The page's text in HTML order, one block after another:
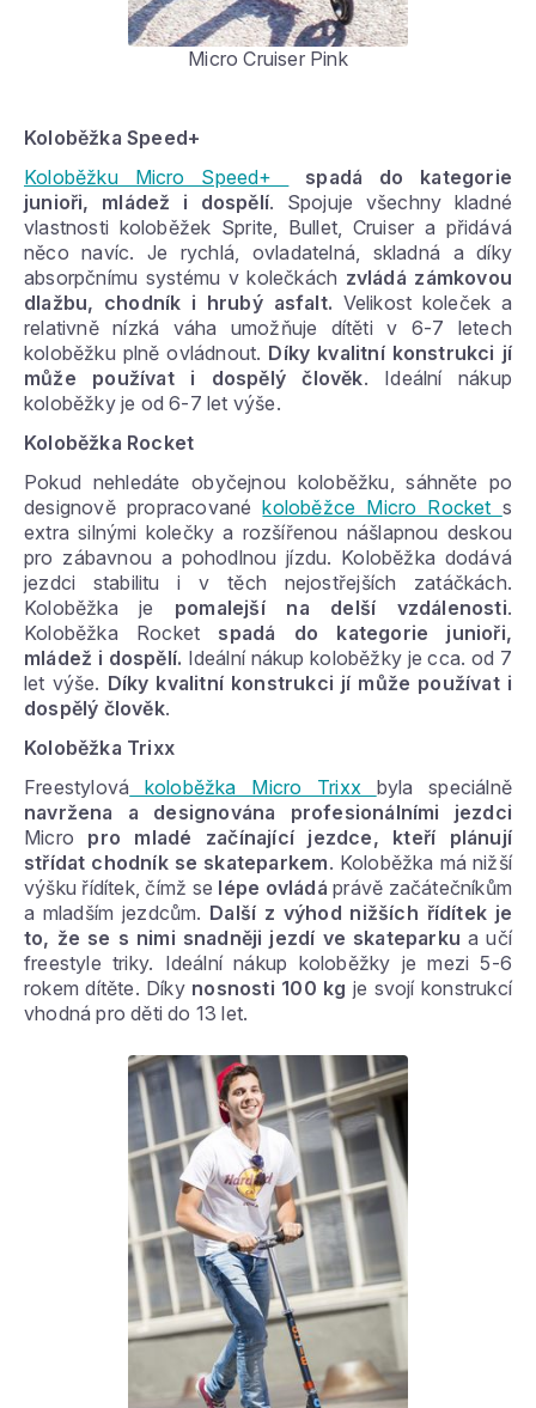
Micro Cruiser Pink
Koloběžka Speed+
Koloběžku Micro Speed+
spadá do kategorie
junioři, mládež i dospělí. Spojuje všechny kladné
vlastnosti koloběžek Sprite, Bullet, Cruiser a přidává
něco navíc. Je rychlá, ovladatelná, skladná a díky
absorpčnímu systému v kolečkách zvládá zámkovou
dlažbu, chodník i hrubý asfalt. Velikost koleček a
relativně nízká váha umožňuje dítěti v 6-7 letech
koloběžku plně ovládnout. Díky kvalitní konstrukci jí
může používat i dospělý člověk. Ideální nákup
koloběžky je od 6-7 let výše.
Koloběžka Rocket
Pokud nehledáte obyčejnou koloběžku, sáhněte po
designově propracovanékoloběžce Micro Rocket s
extra silnými kolečky a rozšířenou nášlapnou deskou
pro zábavnou a pohodlnou jízdu. Koloběžka dodává
jezdci stabilitu i v těch nejostřejších zatáčkách.
Koloběžka je pomalejší na delší vzdálenosti.
Koloběžka Rocket spadá do kategorie junioři,
mládež i dospělí. Ideální nákup koloběžky je cca. od 7
let výše. Díky kvalitní konstrukci jí může používat i
dospělý člověk.
Koloběžka Trixx
Freestylová koloběžka Micro Trixx byla speciálně
navržena a designována profesionálními jezdci
Micro pro mladé začínající jezdce, kteří plánují
střídat chodník se skateparkem. Koloběžka má nižší
výšku řídítek, čímž se lépe ovládá právě začátečníkům
a mladším jezdcům. Další z výhod nižších řídítek je
to, že se s nimi snadněji jezdí ve skateparku a učí
freestyle triky. Ideální nákup koloběžky je mezi 5-6
rokem dítěte. Díky nosnosti 100 kg je svojí konstrukcí
vhodná pro děti do 13 let.